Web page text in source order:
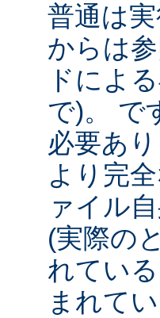
普通は
からは
ドによ
で)。 で
必要あ
より完
ァイル
(実際の
れてい
まれて